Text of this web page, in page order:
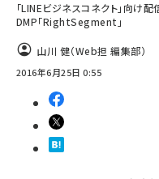
「LINEビジネスコネクト」向け
DMP「RightSegment」
山川 健（Web担 編集部）
2016年6月25日 0:55